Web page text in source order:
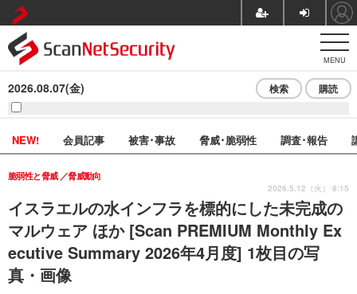
MENU
2026.08.07(金) 検索 購読
NEW! 会員記事 被害･事故 脅威･脆弱性 調査･報告
イスラエルの水インフラを標的にした未完成の
マルウェア ほか [Scan PREMIUM Monthly Ex
ecutive Summary 2026年4月度] 1枚目の写
真・画像
脆弱性と脅威 脅威動向
2026.5.12（火） 8:15